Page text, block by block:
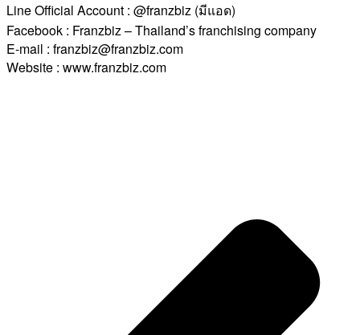
Line Official Account : @franzbiz (มีแอด)
Facebook : Franzbiz – Thailand’s franchising company
E-mail : franzbiz@franzbiz.com
Website : www.franzbiz.com